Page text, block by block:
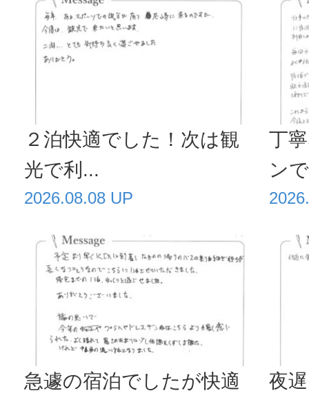
２泊快適でした！次は観
光で利...
2026.08.08 UP
丁
ン
急遽の宿泊でしたが快適
夜